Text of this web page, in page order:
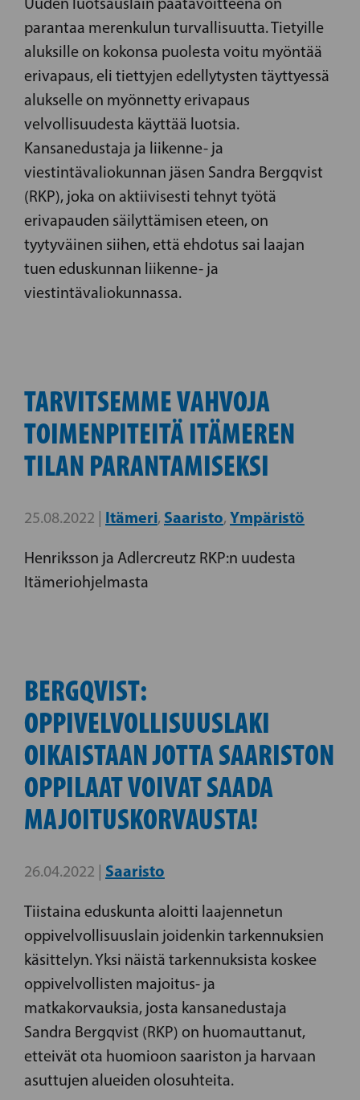
parantaa merenkulun turvallisuutta. Tietyille
aluksille on kokonsa puolesta voitu myöntää
erivapaus, eli tiettyjen edellytysten täyttyessä
alukselle on myönnetty erivapaus
velvollisuudesta käyttää luotsia.
Kansanedustaja ja liikenne- ja
viestintävaliokunnan jäsen Sandra Bergqvist
(RKP), joka on aktiivisesti tehnyt työtä
erivapauden säilyttämisen eteen, on
tyytyväinen siihen, että ehdotus sai laajan
tuen eduskunnan liikenne- ja
viestintävaliokunnassa.
TARVITSEMME VAHVOJA
TOIMENPITEITÄ ITÄMEREN
TILAN PARANTAMISEKSI
25.08.2022 | Itämeri, Saaristo, Ympäristö
Henriksson ja Adlercreutz RKP:n uudesta
Itämeriohjelmasta
BERGQVIST:
OPPIVELVOLLISUUSLAKI
OIKAISTAAN JOTTA SAARISTON
OPPILAAT VOIVAT SAADA
MAJOITUSKORVAUSTA!
26.04.2022 | Saaristo
Tiistaina eduskunta aloitti laajennetun
oppivelvollisuuslain joidenkin tarkennuksien
käsittelyn. Yksi näistä tarkennuksista koskee
oppivelvollisten majoitus- ja
matkakorvauksia, josta kansanedustaja
Sandra Bergqvist (RKP) on huomauttanut,
etteivät ota huomioon saariston ja harvaan
asuttujen alueiden olosuhteita.